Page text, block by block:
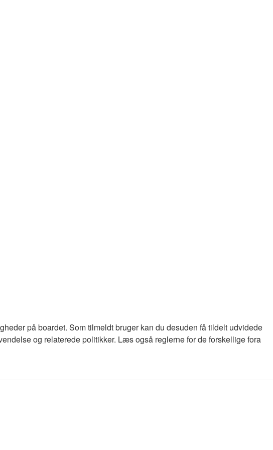
på boardet. Som tilmeldt bruger kan du desuden få tildelt udvidede
og relaterede politikker. Læs også reglerne for de forskellige fora